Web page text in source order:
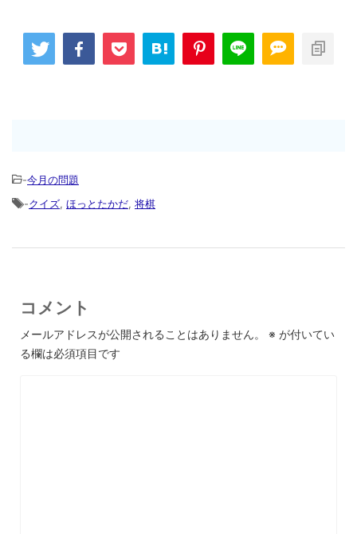
-今月の問題
-クイズ, ほっとたかだ, 将棋
コメント
メールアドレスが公開されることはありません。 ※ が付いてい
る欄は必須項目です